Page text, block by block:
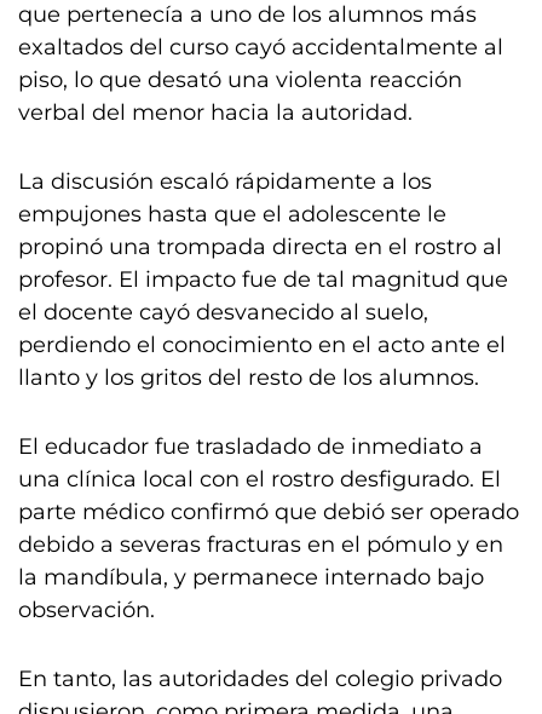
que pertenecía a uno de los alumnos más
exaltados del curso cayó accidentalmente al
piso, lo que desató una violenta reacción
verbal del menor hacia la autoridad.
La discusión escaló rápidamente a los
empujones hasta que el adolescente le
propinó una trompada directa en el rostro al
profesor. El impacto fue de tal magnitud que
el docente cayó desvanecido al suelo,
perdiendo el conocimiento en el acto ante el
llanto y los gritos del resto de los alumnos.
El educador fue trasladado de inmediato a
una clínica local con el rostro desfigurado. El
parte médico confirmó que debió ser operado
debido a severas fracturas en el pómulo y en
la mandíbula, y permanece internado bajo
observación.
En tanto, las autoridades del colegio privado